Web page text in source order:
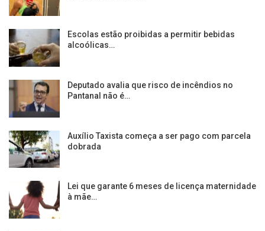
Escolas estão proibidas a permitir bebidas
alcoólicas…
Deputado avalia que risco de incêndios no
Pantanal não é…
Auxílio Taxista começa a ser pago com parcela
dobrada
Lei que garante 6 meses de licença maternidade
à mãe…